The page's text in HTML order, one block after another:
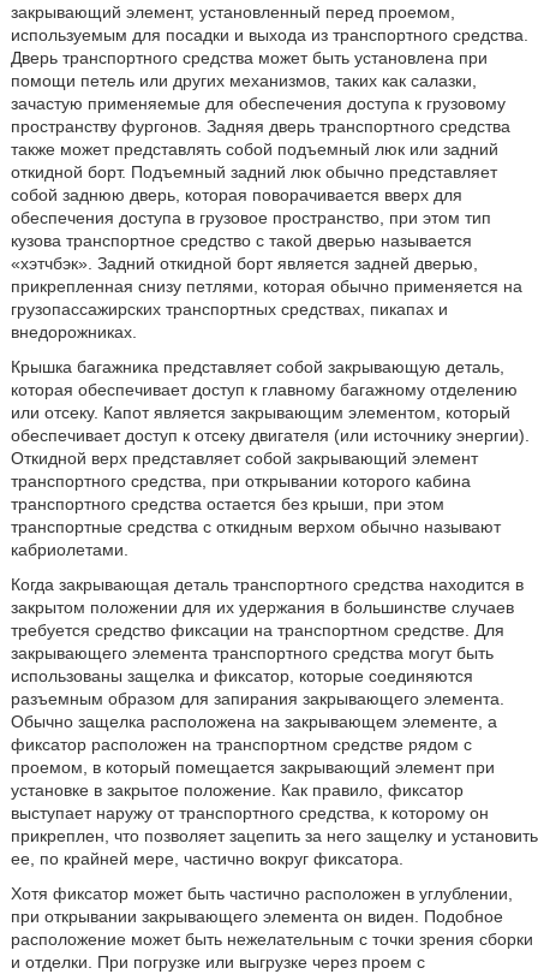
закрывающий элемент, установленный перед проемом,
используемым для посадки и выхода из транспортного средства.
Дверь транспортного средства может быть установлена при
помощи петель или других механизмов, таких как салазки,
зачастую применяемые для обеспечения доступа к грузовому
пространству фургонов. Задняя дверь транспортного средства
также может представлять собой подъемный люк или задний
откидной борт. Подъемный задний люк обычно представляет
собой заднюю дверь, которая поворачивается вверх для
обеспечения доступа в грузовое пространство, при этом тип
кузова транспортное средство с такой дверью называется
«хэтчбэк». Задний откидной борт является задней дверью,
прикрепленная снизу петлями, которая обычно применяется на
грузопассажирских транспортных средствах, пикапах и
внедорожниках.
Крышка багажника представляет собой закрывающую деталь,
которая обеспечивает доступ к главному багажному отделению
или отсеку. Капот является закрывающим элементом, который
обеспечивает доступ к отсеку двигателя (или источнику энергии).
Откидной верх представляет собой закрывающий элемент
транспортного средства, при открывании которого кабина
транспортного средства остается без крыши, при этом
транспортные средства с откидным верхом обычно называют
кабриолетами.
Когда закрывающая деталь транспортного средства находится в
закрытом положении для их удержания в большинстве случаев
требуется средство фиксации на транспортном средстве. Для
закрывающего элемента транспортного средства могут быть
использованы защелка и фиксатор, которые соединяются
разъемным образом для запирания закрывающего элемента.
Обычно защелка расположена на закрывающем элементе, а
фиксатор расположен на транспортном средстве рядом с
проемом, в который помещается закрывающий элемент при
установке в закрытое положение. Как правило, фиксатор
выступает наружу от транспортного средства, к которому он
прикреплен, что позволяет зацепить за него защелку и установить
ее, по крайней мере, частично вокруг фиксатора.
Хотя фиксатор может быть частично расположен в углублении,
при открывании закрывающего элемента он виден. Подобное
расположение может быть нежелательным с точки зрения сборки
и отделки. При погрузке или выгрузке через проем с